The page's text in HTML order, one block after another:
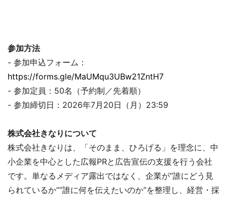
参加方法
- 参加申込フォーム：
https://forms.gle/MaUMqu3UBw21ZntH7
- 参加定員：50名（予約制／先着順）
- 参加締切日：2026年7月20日（月）23:59
株式会社きなりについて
株式会社きなりは、「そのまま、ひろげる」を理念に、中
小企業を中心とした広報PRと広告宣伝の支援を行う会社
です。単なるメディア露出ではなく、企業が“誰にどう見
られているか””誰に何を伝えたいのか”を整理し、経営・採